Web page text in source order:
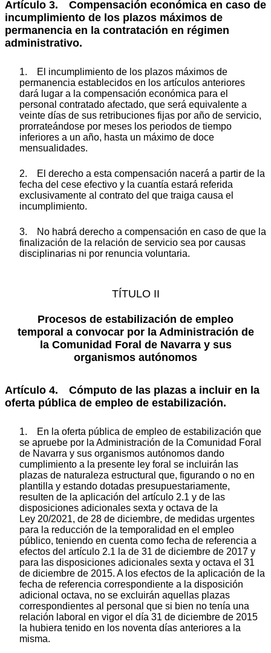
Artículo 3. Compensación económica en caso de
incumplimiento de los plazos máximos de
permanencia en la contratación en régimen
administrativo.
1. El incumplimiento de los plazos máximos de
permanencia establecidos en los artículos anteriores
dará lugar a la compensación económica para el
personal contratado afectado, que será equivalente a
veinte días de sus retribuciones fijas por año de servicio,
prorrateándose por meses los periodos de tiempo
inferiores a un año, hasta un máximo de doce
mensualidades.
2. El derecho a esta compensación nacerá a partir de la
fecha del cese efectivo y la cuantía estará referida
exclusivamente al contrato del que traiga causa el
incumplimiento.
3. No habrá derecho a compensación en caso de que la
finalización de la relación de servicio sea por causas
disciplinarias ni por renuncia voluntaria.
TÍTULO II
Procesos de estabilización de empleo
temporal a convocar por la Administración de
la Comunidad Foral de Navarra y sus
organismos autónomos
Artículo 4. Cómputo de las plazas a incluir en la
oferta pública de empleo de estabilización.
1. En la oferta pública de empleo de estabilización que
se apruebe por la Administración de la Comunidad Foral
de Navarra y sus organismos autónomos dando
cumplimiento a la presente ley foral se incluirán las
plazas de naturaleza estructural que, figurando o no en
plantilla y estando dotadas presupuestariamente,
resulten de la aplicación del artículo 2.1 y de las
disposiciones adicionales sexta y octava de la
Ley 20/2021, de 28 de diciembre, de medidas urgentes
para la reducción de la temporalidad en el empleo
público, teniendo en cuenta como fecha de referencia a
efectos del artículo 2.1 la de 31 de diciembre de 2017 y
para las disposiciones adicionales sexta y octava el 31
de diciembre de 2015. A los efectos de la aplicación de la
fecha de referencia correspondiente a la disposición
adicional octava, no se excluirán aquellas plazas
correspondientes al personal que si bien no tenía una
relación laboral en vigor el día 31 de diciembre de 2015
la hubiera tenido en los noventa días anteriores a la
misma.